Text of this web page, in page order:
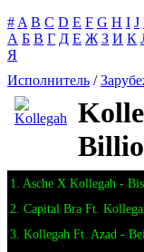
# A B C D E F G H I J
А Б В Г Д Е Ж З И К
Я
Исполнитель /
1. Asche X Kollegah -
2. Capital Bra Ft.
3. Kollegah Ft. Azad -